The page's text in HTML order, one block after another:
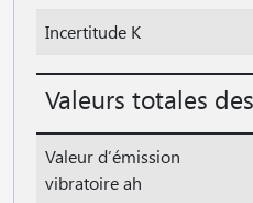
Incertitude K
Valeurs totales
Valeur d’émission
vibratoire ah